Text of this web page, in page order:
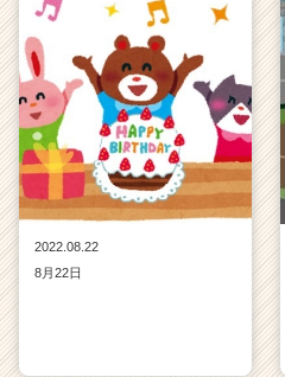
2022.08.22
8月22日